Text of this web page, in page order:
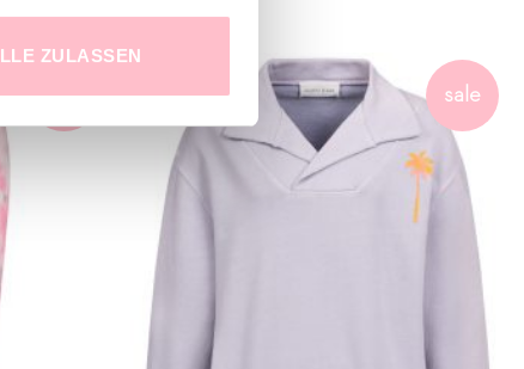
ZULASSEN
sale sale